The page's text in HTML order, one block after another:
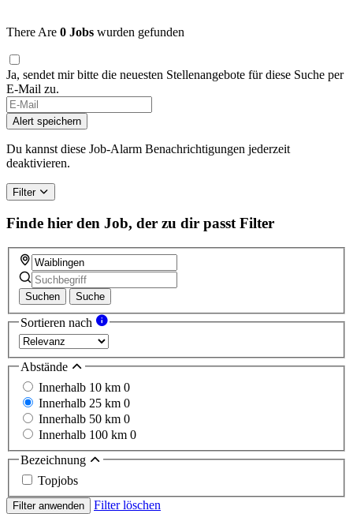
There Are 0 Jobs wurden gefunden
Ja, sendet mir bitte die neuesten Stellenangebote für diese Suche per
E-Mail zu.
Alert speichern
Du kannst diese Job-Alarm Benachrichtigungen jederzeit
deaktivieren.
Filter
Finde hier den Job, der zu dir passt Filter
Suchen Suche
Sortieren nach
Abstände
Innerhalb 10 km 0
Innerhalb 25 km 0
Innerhalb 50 km 0
Innerhalb 100 km 0
Bezeichnung
Topjobs
Filter anwenden
Filter löschen